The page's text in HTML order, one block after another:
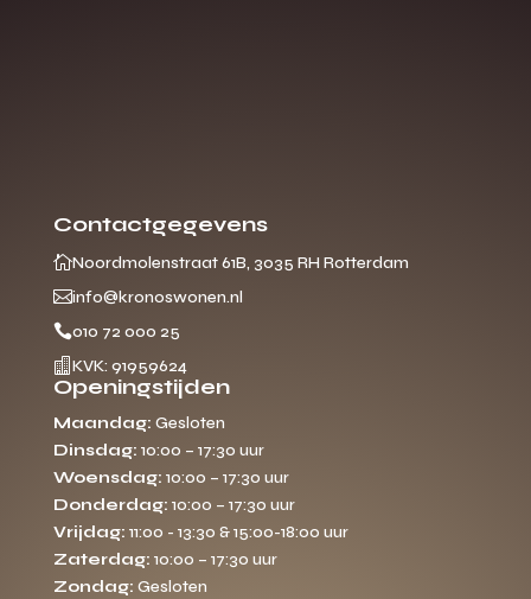
Contactgegevens
Noordmolenstraat 61B, 3035 RH Rotterdam
info@kronoswonen.nl
010 72 000 25
 KVK: 91959624
Openingstijden
Maandag: Gesloten
Dinsdag: 10:00 – 17:30 uur
Woensdag: 10:00 – 17:30 uur
Donderdag: 10:00 – 17:30 uur
Vrijdag: 11:00 - 13:30 & 15:00-18:00 uur
Zaterdag: 10:00 – 17:30 uur
Zondag: Gesloten